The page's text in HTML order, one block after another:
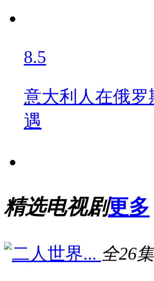
8.5
意大利人在俄罗
遇
精选电视剧更多
全26集